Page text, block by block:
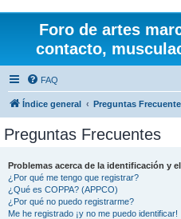
Foro de artes
contacto,
FAQ
Índice general Preguntas
Preguntas Frecuentes
Problemas acerca de la identificación y
¿Por qué me tengo que registrar?
¿Qué es COPPA? (APPCO)
¿Por qué no puedo registrarme?
Me he registrado ¡y no me puedo identificar!